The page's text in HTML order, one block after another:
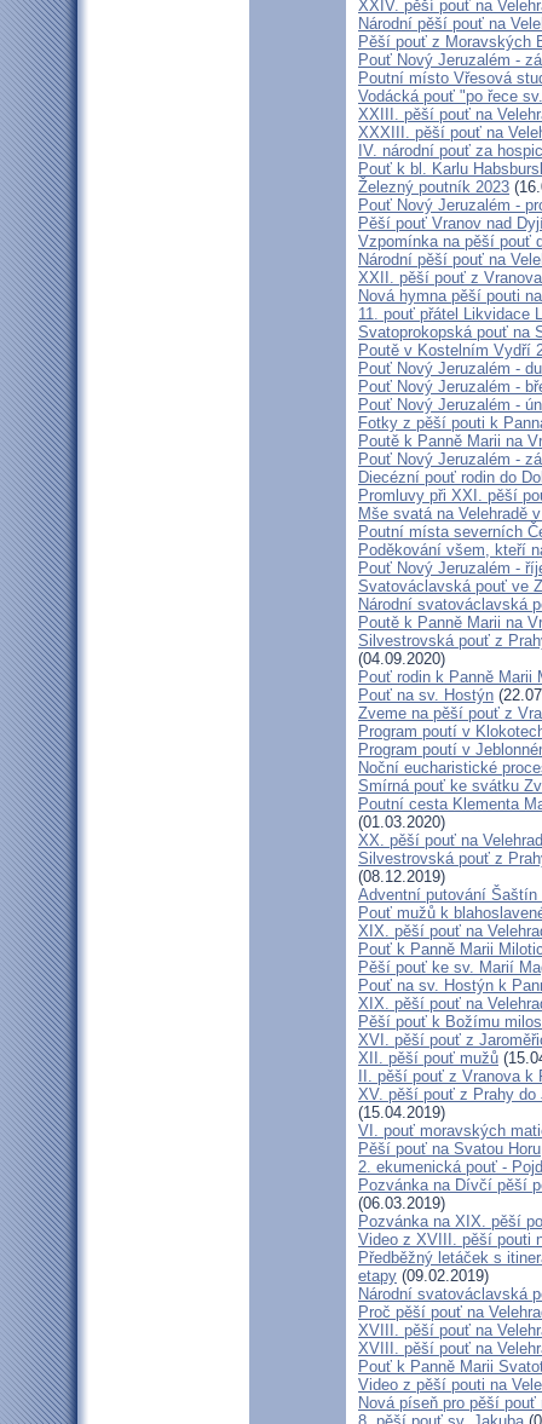
XXIV. pěší pouť na
Národní pěší pouť na
Pěší pouť z Moravských
Pouť Nový Jeruzalém -
Poutní místo Vřesová
Vodácká pouť "po řece
XXIII. pěší pouť na
XXXIII. pěší pouť na
IV. národní pouť za
Pouť k bl. Karlu
Železný poutník 2023
Pouť Nový Jeruzalém -
Pěší pouť Vranov nad
Vzpomínka na pěší pouť
Národní pěší pouť na
XXII. pěší pouť z
Nová hymna pěší pouti
11. pouť přátel Likvidace
Svatoprokopská pouť na
Poutě v Kostelním Vydří
Pouť Nový Jeruzalém -
Pouť Nový Jeruzalém -
Pouť Nový Jeruzalém -
Fotky z pěší pouti k
Poutě k Panně Marii na
Pouť Nový Jeruzalém -
Diecézní pouť rodin do
Promluvy při XXI. pěší
Mše svatá na Velehradě
Poutní místa severních
Poděkování všem, kteří
Pouť Nový Jeruzalém -
Svatováclavská pouť ve
Národní svatováclavská
Poutě k Panně Marii na
Silvestrovská pouť z
(04.09.2020)
Pouť rodin k Panně Marii
Pouť na sv. Hostýn
Zveme na pěší pouť z
Program poutí v
Program poutí v
Noční eucharistické
Smírná pouť ke svátku
Poutní cesta Klementa
(01.03.2020)
XX. pěší pouť na
Silvestrovská pouť z
(08.12.2019)
Adventní putování Šaštín
Pouť mužů k
XIX. pěší pouť na
Pouť k Panně Marii
Pěší pouť ke sv. Marií
Pouť na sv. Hostýn k
XIX. pěší pouť na
Pěší pouť k Božímu
XVI. pěší pouť z
XII. pěší pouť mužů
II. pěší pouť z Vranova k
XV. pěší pouť z Prahy
(15.04.2019)
VI. pouť moravských
Pěší pouť na Svatou Horu
2. ekumenická pouť -
Pozvánka na Dívčí pěší
(06.03.2019)
Pozvánka na XIX. pěší
Video z XVIII. pěší pouti
Předběžný letáček s
etapy (09.02.2019)
Národní svatováclavská
Proč pěší pouť na
XVIII. pěší pouť na
XVIII. pěší pouť na
Pouť k Panně Marii
Video z pěší pouti na
Nová píseň pro pěší pouť